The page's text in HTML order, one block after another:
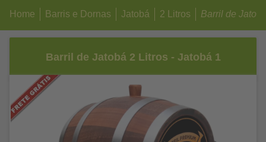
Home Barris e Dornas Jatobá 2 Litros Barril de
Barril de Jatobá 2 Litros - Jatobá 1